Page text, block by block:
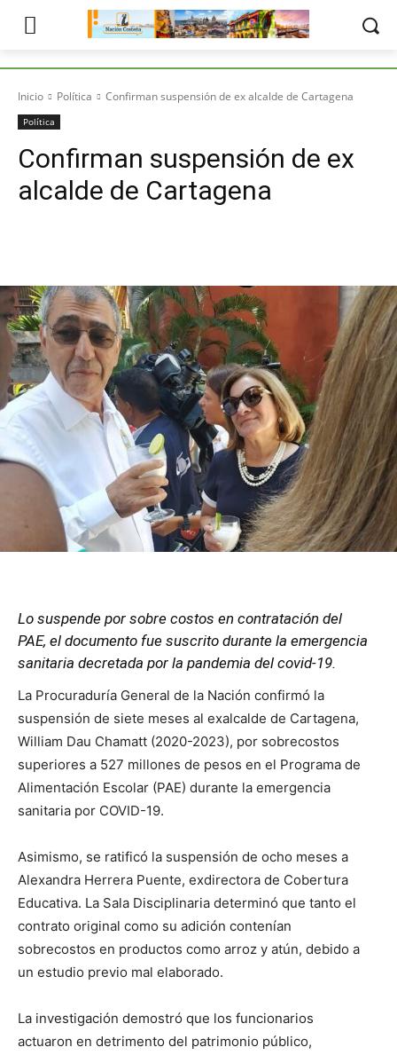
Inicio Política Confirman suspensión de ex alcalde de Cartagena
Política
Confirman suspensión de ex
alcalde de Cartagena
Lo suspende por sobre costos en contratación del
PAE, el documento fue suscrito durante la emergencia
sanitaria decretada por la pandemia del covid-19.
La Procuraduría General de la Nación confirmó la
suspensión de siete meses al exalcalde de Cartagena,
William Dau Chamatt (2020-2023), por sobrecostos
superiores a 527 millones de pesos en el Programa de
Alimentación Escolar (PAE) durante la emergencia
sanitaria por COVID-19.
Asimismo, se ratificó la suspensión de ocho meses a
Alexandra Herrera Puente, exdirectora de Cobertura
Educativa. La Sala Disciplinaria determinó que tanto el
contrato original como su adición contenían
sobrecostos en productos como arroz y atún, debido a
un estudio previo mal elaborado.
La investigación demostró que los funcionarios
actuaron en detrimento del patrimonio público,